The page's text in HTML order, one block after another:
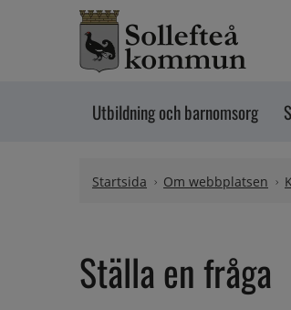
Hoppa till innehåll
Utbildning och barnomsorg
Startsida Om webbplatsen
Ställa en fråga